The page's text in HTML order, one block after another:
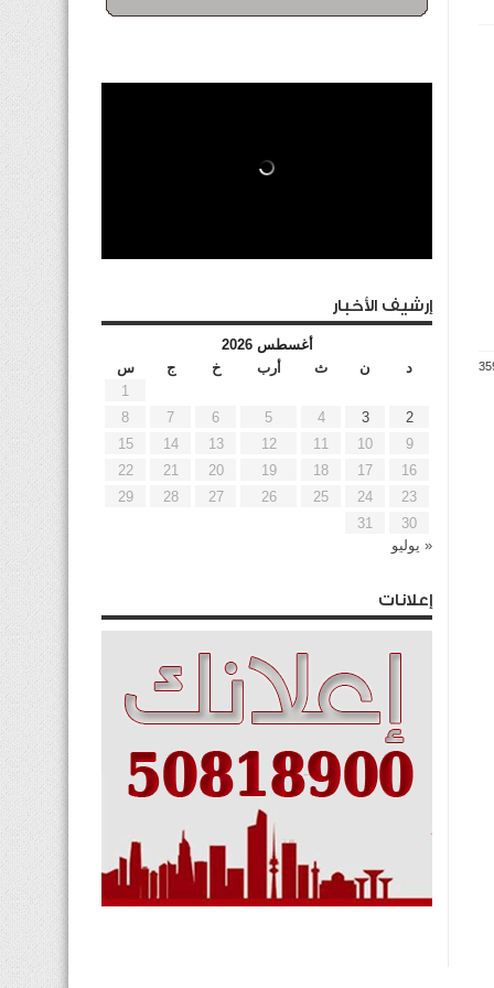
إرشيف الأخبار
أغسطس 2026
د
ن ث أرب خ ج
س
1
2
3
4
5
6
7
8
9
10
11
12
13
14
15
16
17
18
19
20
21
22
23
24
25
26
27
28
29
30
31
« يوليو
إعلانات